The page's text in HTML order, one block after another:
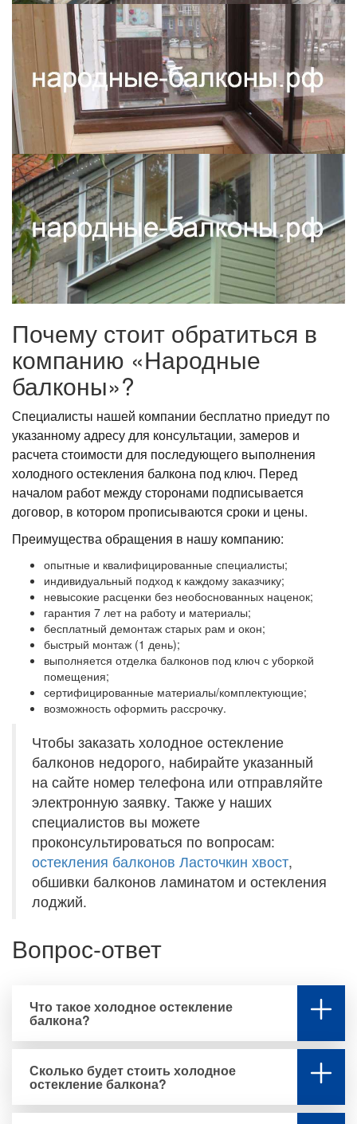
Почему стоит обратиться в
компанию «Народные
балконы»?
Специалисты нашей компании бесплатно приедут по
указанному адресу для консультации, замеров и
расчета стоимости для последующего выполнения
холодного остекления балкона под ключ. Перед
началом работ между сторонами подписывается
договор, в котором прописываются сроки и цены.
Преимущества обращения в нашу компанию:
опытные и квалифицированные специалисты;
индивидуальный подход к каждому заказчику;
невысокие расценки без необоснованных наценок;
гарантия 7 лет на работу и материалы;
бесплатный демонтаж старых рам и окон;
быстрый монтаж (1 день);
выполняется отделка балконов под ключ с уборкой
помещения;
сертифицированные материалы/комплектующие;
возможность оформить рассрочку.
Чтобы заказать холодное остекление
балконов недорого, набирайте указанный
на сайте номер телефона или отправляйте
электронную заявку. Также у наших
специалистов вы можете
проконсультироваться по вопросам:
остекления балконов Ласточкин хвост,
обшивки балконов ламинатом и остекления
лоджий.
Вопрос-ответ
Что такое холодное остекление
балкона?
Сколько будет стоить холодное
остекление балкона?